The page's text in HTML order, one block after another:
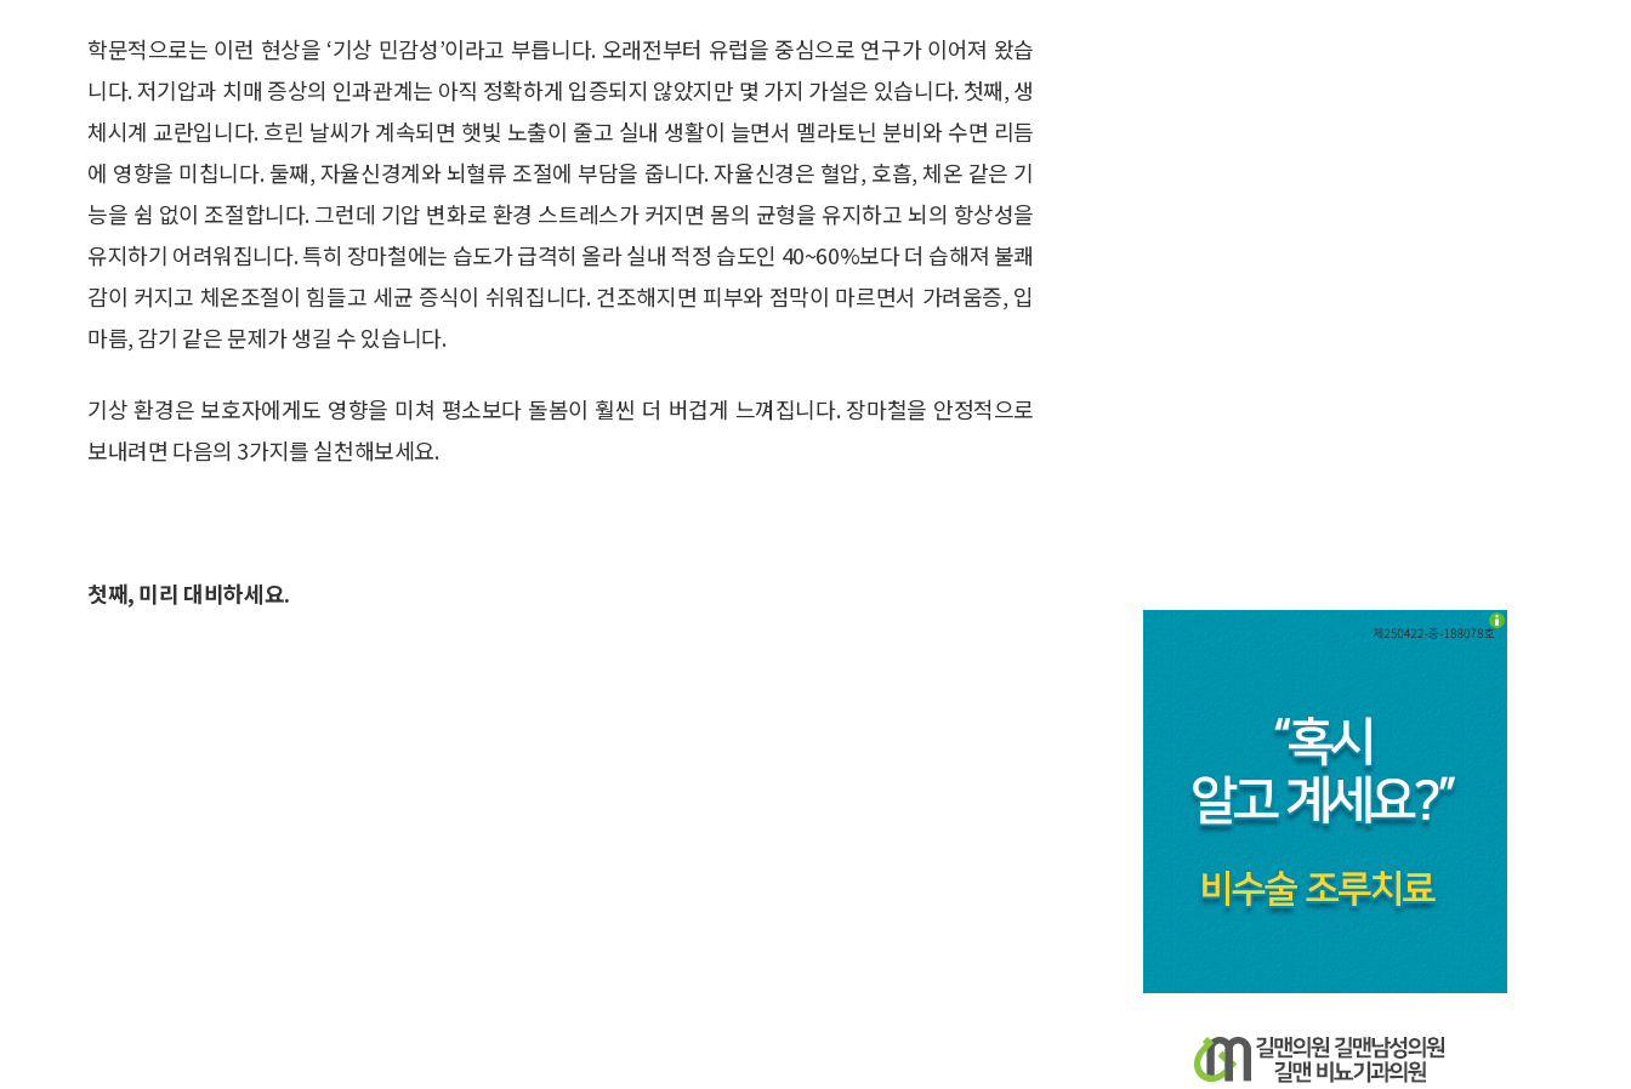
학문적으로는 이런 현상을 ‘기상 민감성’이라고 부릅니다. 오래전부터 유럽을 중심으로 연구가 이어져 왔습
니다. 저기압과 치매 증상의 인과관계는 아직 정확하게 입증되지 않았지만 몇 가지 가설은 있습니다. 첫째, 생
체시계 교란입니다. 흐린 날씨가 계속되면 햇빛 노출이 줄고 실내 생활이 늘면서 멜라토닌 분비와 수면 리듬
에 영향을 미칩니다. 둘째, 자율신경계와 뇌혈류 조절에 부담을 줍니다. 자율신경은 혈압, 호흡, 체온 같은 기
능을 쉼 없이 조절합니다. 그런데 기압 변화로 환경 스트레스가 커지면 몸의 균형을 유지하고 뇌의 항상성을
유지하기 어려워집니다. 특히 장마철에는 습도가 급격히 올라 실내 적정 습도인 40~60%보다 더 습해져 불쾌
감이 커지고 체온조절이 힘들고 세균 증식이 쉬워집니다. 건조해지면 피부와 점막이 마르면서 가려움증, 입
마름, 감기 같은 문제가 생길 수 있습니다.
기상 환경은 보호자에게도 영향을 미쳐 평소보다 돌봄이 훨씬 더 버겁게 느껴집니다. 장마철을 안정적으로
보내려면 다음의 3가지를 실천해보세요.
첫째, 미리 대비하세요.